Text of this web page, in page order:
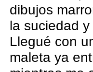
dibujos
la suciedad
Llegué con
maleta ya